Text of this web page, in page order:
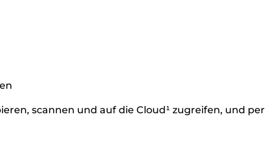
scannen und auf die Cloud¹ zugreifen, und per